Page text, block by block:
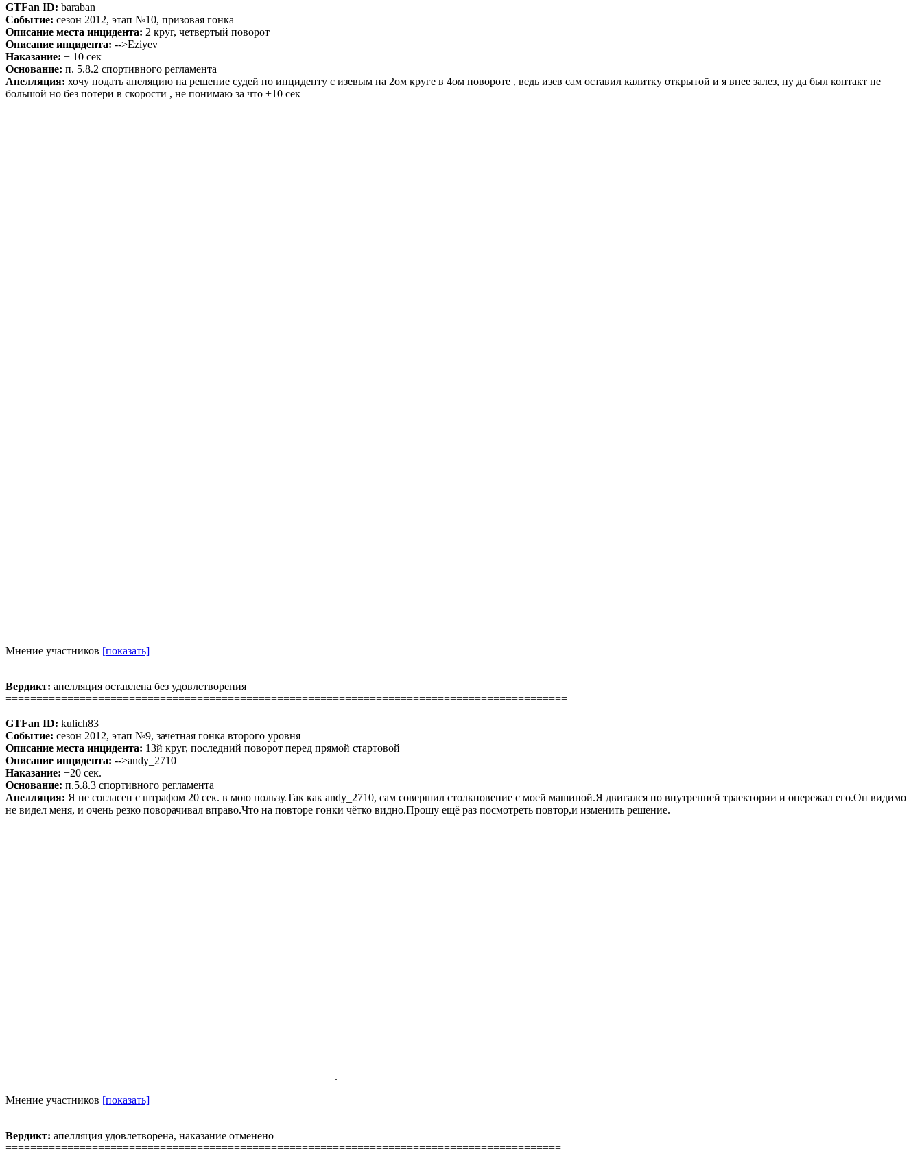
GTFan ID: baraban
Событие: сезон 2012, этап №10, призовая гонка
Описание места инцидента: 2 круг, четвертый поворот
Описание инцидента: -->Eziyev
Наказание: + 10 сек
Основание: п. 5.8.2 спортивного регламента
Апелляция: хочу подать апеляцию на решение судей по инциденту с изевым на 2ом круге в 4ом повороте , ведь изев сам оставил калитку открытой и я внее залез, ну да был контакт не
большой но без потери в скорости , не понимаю за что +10 сек
Мнение участников [показать]
Вердикт: апелляция оставлена без удовлетворения
===========================================================================================
GTFan ID: kulich83
Событие: сезон 2012, этап №9, зачетная гонка второго уровня
Описание места инцидента: 13й круг, последний поворот перед прямой стартовой
Описание инцидента: -->andy_2710
Наказание: +20 сек.
Основание: п.5.8.3 спортивного регламента
Апелляция: Я не согласен с штрафом 20 сек. в мою пользу.Так как andy_2710, сам совершил столкновение с моей машиной.Я двигался по внутренней траектории и опережал его.Он видимо
не видел меня, и очень резко поворачивал вправо.Что на повторе гонки чётко видно.Прошу ещё раз посмотреть повтор,и изменить решение.
.
Мнение участников [показать]
Вердикт: апелляция удовлетворена, наказание отменено
==========================================================================================